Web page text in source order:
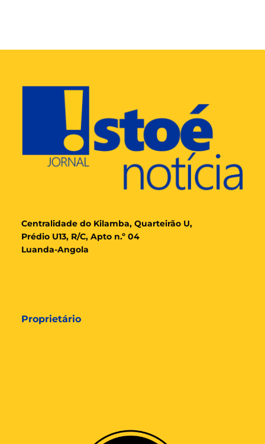
Centralidade do Kilamba, Quarteirão U,
Prédio U13, R/C, Apto n.º 04
Luanda-Angola
Proprietário